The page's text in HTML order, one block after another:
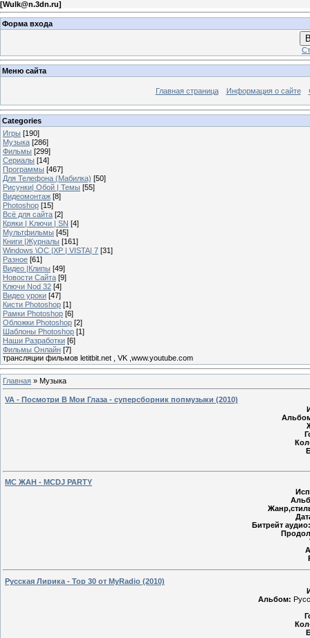
[Wulk@n.3dn.ru]
Форма входа
Меню сайта
Главная страница Информация о сайте
Categories
Игры [190]
Музыка [286]
Фильмы [299]
Сериалы [14]
Программы [467]
Для Телефона (Мабилка) [50]
Рисунки| Обой | Темы [55]
Видеомонтаж [8]
Photoshop [15]
Всё для сайта [2]
Кряки | Kлючи | SN [4]
Мультфильмы [45]
Книги |Журналы [161]
Windows \OC |XP | VISTA| 7 [31]
Разное [61]
Видео |Клипы [49]
Новости Сайта [9]
Ключи Nod 32 [4]
Видео уроки [47]
Кисти Photoshop [1]
Рамки Photoshop [6]
Обложки Photoshop [2]
Шаблоны Photoshop [1]
Наши Разработки [6]
Фильмы Онлайн [7]
трансляции фильмов letitbit.net , VK ,www.youtube.com
Главная » Музыка
VA - Посмотри В Мои Глаза - суперсборник попмузыки (2010)
MC ЖАН - MCDJ PARTY
Битрейт аудио:
Русская Лирика - Тор 30 от MyRadio (2010)
Альбом: